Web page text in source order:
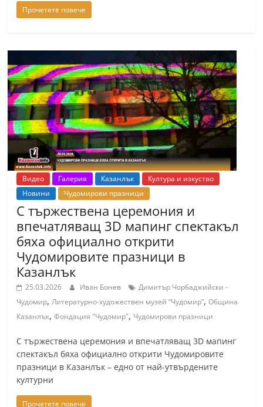
Прочетете повече
Видео Галерия Казанлък
Култура и изкуство
Новини
Чудомирови празници
С тържествена церемония и
впечатляващ 3D мапинг спектакъл
бяха официално открити
Чудомировите празници в
Казанлък
25.03.2026 Иван Бонев
Димитър Чорбаджийски -
Чудомир,Литературно-художествен музей “Чудомир”,Община
Казанлък,Фондация "Чудомир", Чудомирови празници
С тържествена церемония и впечатляващ 3D мапинг
спектакъл бяха официално открити Чудомировите
празници в Казанлък – едно от най-утвърдените
културни
Прочетете повече